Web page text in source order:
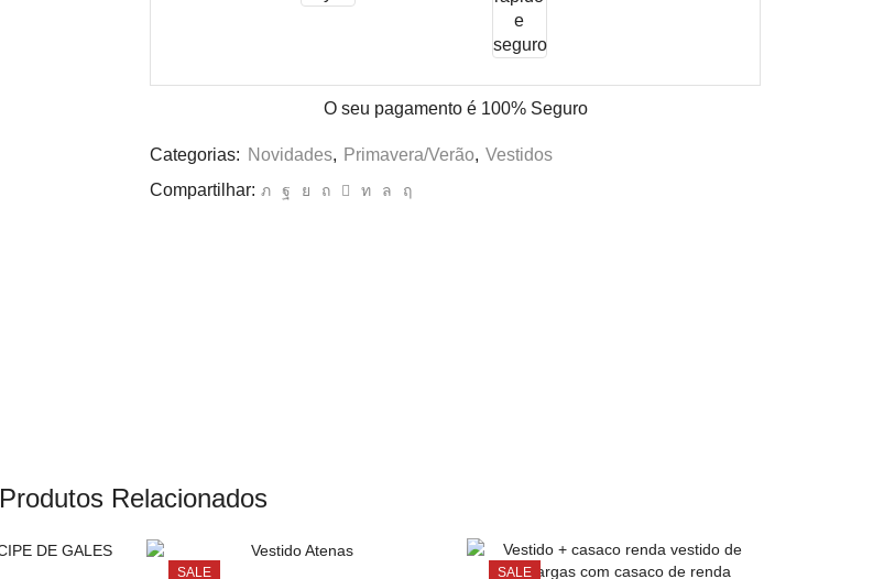
O seu pagamento é 100% Seguro
Categorias: Novidades, Primavera/Verão, Vestidos
Compartilhar:
Produtos Relacionados
SALE SALE